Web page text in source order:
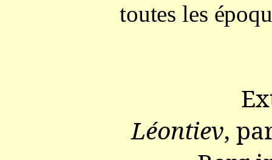
toutes les
Léontiev,